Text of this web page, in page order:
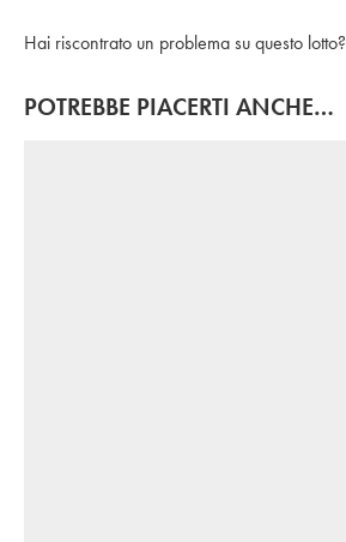
Hai riscontrato un problema su questo lotto?
POTREBBE PIACERTI ANCHE…